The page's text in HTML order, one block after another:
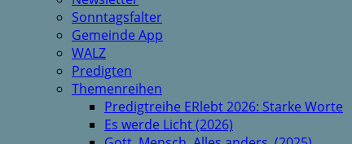
Sonntagsfalter
Gemeinde App
WALZ
Predigten
Themenreihen
Predigtreihe ERlebt 2026: Starke Worte
Es werde Licht (2026)